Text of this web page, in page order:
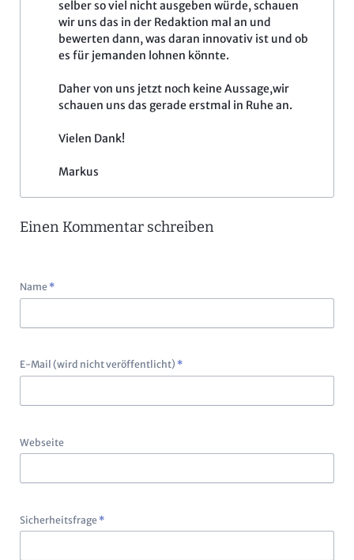
selber so viel nicht ausgeben würde, schauen
wir uns das in der Redaktion mal an und
bewerten dann, was daran innovativ ist und ob
es für jemanden lohnen könnte.
Daher von uns jetzt noch keine Aussage,wir
schauen uns das gerade erstmal in Ruhe an.
Vielen Dank!
Markus
Einen Kommentar schreiben
Pflichtfeld
Name *
Pflichtfeld
E-Mail (wird nicht veröffentlicht) *
Webseite
Pflichtfeld
Sicherheitsfrage *